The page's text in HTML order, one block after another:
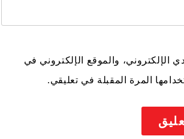
الإلكتروني، والموقع الإلكتروني في
المرة المقبلة في تعليقي.